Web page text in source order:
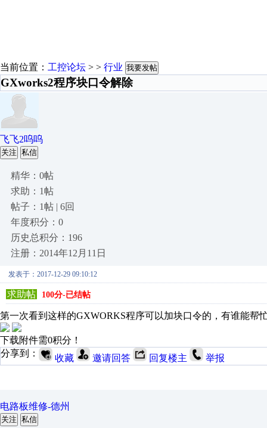
当前位置： 工控论坛 > > 行业 我要发帖
GXworks2程序块口令解除
飞飞2呜呜
关注 私信
精华：0帖
求助：1帖
帖子：1帖 | 6回
年度积分：0
历史总积分：196
注册：2014年12月11日
发表于：2017-12-29 09:10:12
求助帖 100分-已结帖
第一次看到这样的GXWORKS程序可以加块口令的，有谁能帮
下载附件需0积分！
分享到：
收藏 邀请回答 回复楼主 举报
电路板维修-德州
关注 私信